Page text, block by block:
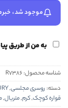
موجود شد،
به من از طریق
شناسه محصول: R7386
دسته: روسری مجلسی,
قواره کوچک,کرم,متریال,